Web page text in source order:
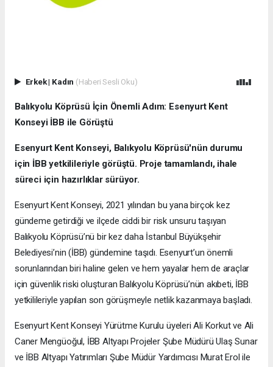
Erkek| Kadın (Haberi Sesli Oku)
Balıkyolu Köprüsü İçin Önemli Adım: Esenyurt Kent
Konseyi İBB ile Görüştü
Esenyurt Kent Konseyi, Balıkyolu Köprüsü'nün durumu
için İBB yetkilileriyle görüştü. Proje tamamlandı, ihale
süreci için hazırlıklar sürüyor.
Esenyurt Kent Konseyi, 2021 yılından bu yana birçok kez
gündeme getirdiği ve ilçede ciddi bir risk unsuru taşıyan
Balıkyolu Köprüsü’nü bir kez daha İstanbul Büyükşehir
Belediyesi’nin (İBB) gündemine taşıdı. Esenyurt’un önemli
sorunlarından biri haline gelen ve hem yayalar hem de araçlar
için güvenlik riski oluşturan Balıkyolu Köprüsü’nün akıbeti, İBB
yetkilileriyle yapılan son görüşmeyle netlik kazanmaya başladı.
Esenyurt Kent Konseyi Yürütme Kurulu üyeleri Ali Korkut ve Ali
Caner Mengüoğul, İBB Altyapı Projeler Şube Müdürü Ulaş Sunar
ve İBB Altyapı Yatırımları Şube Müdür Yardımcısı Murat Erol ile